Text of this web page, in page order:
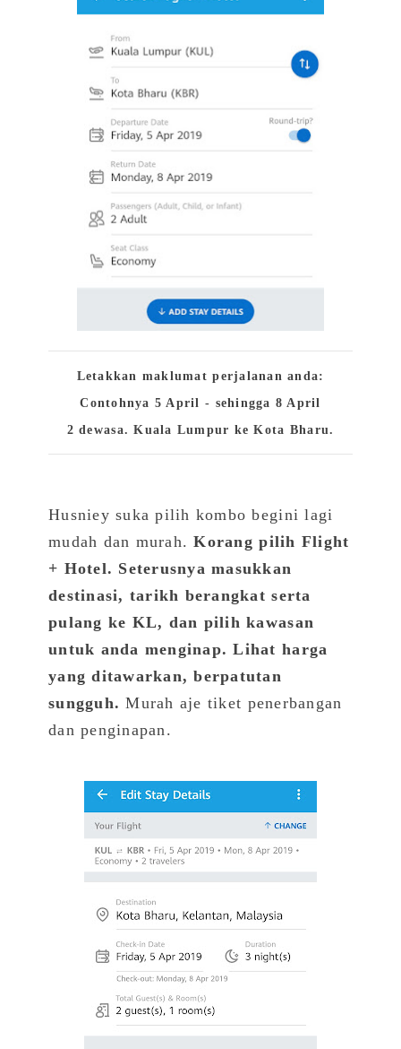
Letakkan maklumat perjalanan anda:
Contohnya 5 April - sehingga 8 April
2 dewasa. Kuala Lumpur ke Kota Bharu.
Husniey suka pilih kombo begini lagi
mudah dan murah.Korang pilih Flight
+ Hotel. Seterusnya masukkan
destinasi, tarikh berangkat serta
pulang ke KL, dan pilih kawasan
untuk anda menginap. Lihat harga
yang ditawarkan, berpatutan
sungguh. Murah aje tiket penerbangan
dan penginapan.